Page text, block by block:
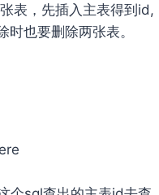
表，先插入主表得到id,
也要删除两张表。